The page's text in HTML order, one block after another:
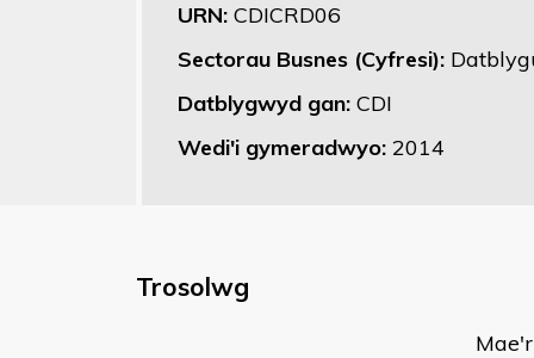
URN: CDICRD06
Sectorau Busnes (Cyfresi):
Datblygwyd gan: CDI
Wedi'i gymeradwyo: 2014
Trosolwg